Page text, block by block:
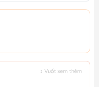
↕ Vuốt xem thêm